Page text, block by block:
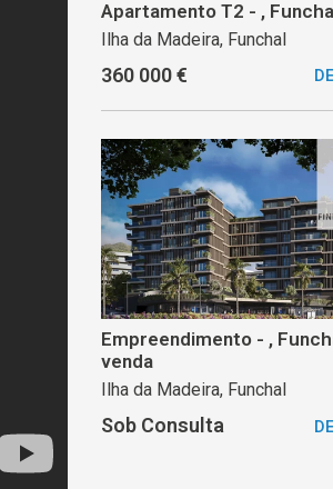
Apartamento T2
Ilha da Madeira, Funchal
360 000 €
Empreendimento - , Funchal,
venda
Ilha da Madeira, Funchal
Sob Consulta